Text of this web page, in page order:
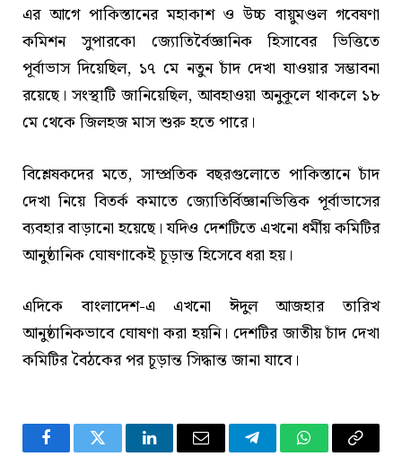
এর আগে পাকিস্তানের মহাকাশ ও উচ্চ বায়ুমণ্ডল গবেষণা
কমিশন সুপারকো জ্যোতির্বৈজ্ঞানিক হিসাবের ভিত্তিতে
পূর্বাভাস দিয়েছিল, ১৭ মে নতুন চাঁদ দেখা যাওয়ার সম্ভাবনা
রয়েছে। সংস্থাটি জানিয়েছিল, আবহাওয়া অনুকূলে থাকলে ১৮
মে থেকে জিলহজ মাস শুরু হতে পারে।
বিশ্লেষকদের মতে, সাম্প্রতিক বছরগুলোতে পাকিস্তানে চাঁদ
দেখা নিয়ে বিতর্ক কমাতে জ্যোতির্বিজ্ঞানভিত্তিক পূর্বাভাসের
ব্যবহার বাড়ানো হয়েছে। যদিও দেশটিতে এখনো ধর্মীয় কমিটির
আনুষ্ঠানিক ঘোষণাকেই চূড়ান্ত হিসেবে ধরা হয়।
এদিকে বাংলাদেশ-এ এখনো ঈদুল আজহার তারিখ
আনুষ্ঠানিকভাবে ঘোষণা করা হয়নি। দেশটির জাতীয় চাঁদ দেখা
কমিটির বৈঠকের পর চূড়ান্ত সিদ্ধান্ত জানা যাবে।
FacebookTwitter LinkedInEmail TelegramWhatsApp
Copy